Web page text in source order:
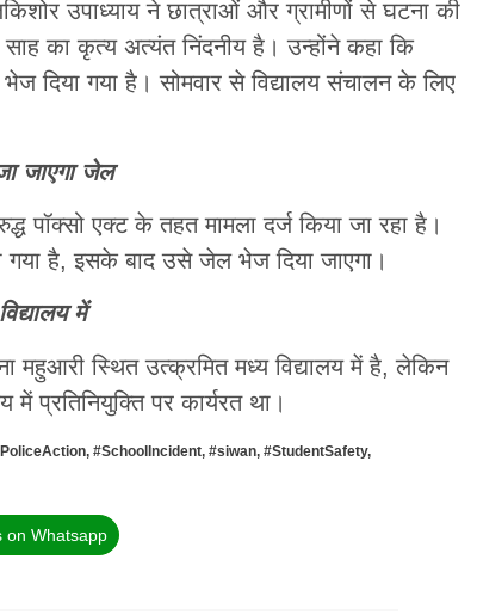
उपाध्याय ने छात्राओं और ग्रामीणों से घटना की
साह का कृत्य अत्यंत निंदनीय है। उन्होंने कहा कि
दिया गया है। सोमवार से विद्यालय संचालन के लिए
जाएगा जेल
पॉक्सो एक्ट के तहत मामला दर्ज किया जा रहा है।
गया है, इसके बाद उसे जेल भेज दिया जाएगा।
में
महुआरी स्थित उत्क्रमित मध्य विद्यालय में है, लेकिन
में प्रतिनियुक्ति पर कार्यरत था।
, #SchoolIncident, #siwan, #StudentSafety,
on Whatsapp